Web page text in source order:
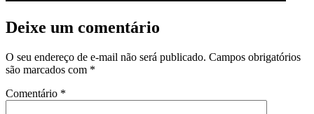
Deixe um comentário
O seu endereço de e-mail não será publicado. Campos obrigatórios
são marcados com *
Comentário *